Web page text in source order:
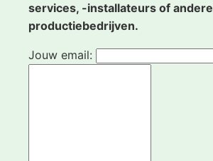
services, -installateurs of andere
productiebedrijven.
Jouw email: